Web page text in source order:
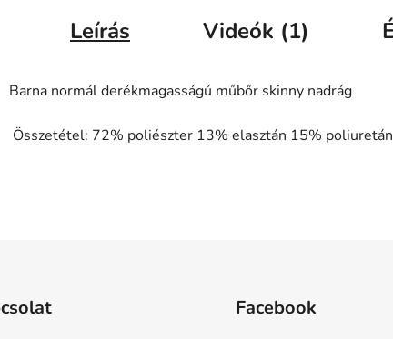
Leírás Videók (1)
Barna normál derékmagasságú műbőr skinny nadrág
Összetétel: 72% poliészter 13% elasztán 15% poliuretán
Facebook